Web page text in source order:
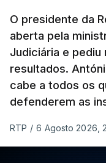
O presidente da
aberta pela
Judiciária e pediu
resultados.
cabe a todos os
defenderem as
RTP / 6 Agosto 2026,